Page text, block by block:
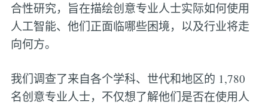
合性研究，旨在描绘创意专业人士实际如何使用
人工智能、他们正面临哪些困境，以及行业将走
向何方。
我们调查了来自各个学科、世代和地区的 1,780
名创意专业人士，不仅想了解他们是否在使用人